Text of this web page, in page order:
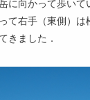
に向かって歩いて
て右手（東側）は
きました．